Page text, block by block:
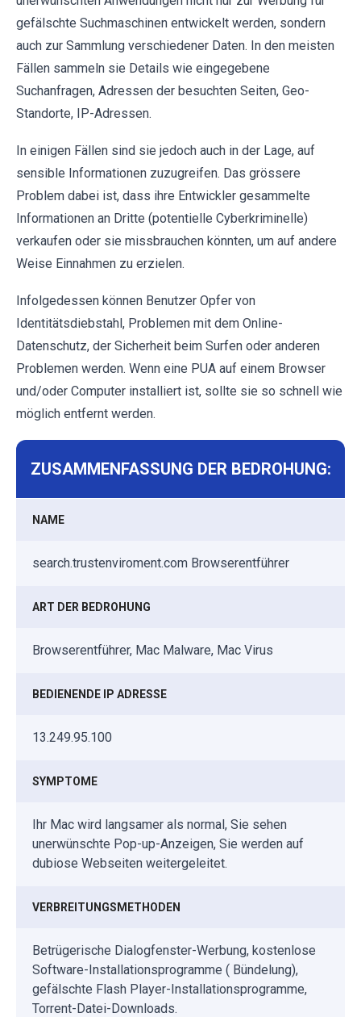
gefälschte Suchmaschinen entwickelt werden, sondern
auch zur Sammlung verschiedener Daten. In den meisten
Fällen sammeln sie Details wie eingegebene
Suchanfragen, Adressen der besuchten Seiten, Geo-
Standorte, IP-Adressen.
In einigen Fällen sind sie jedoch auch in der Lage, auf
sensible Informationen zuzugreifen. Das grössere
Problem dabei ist, dass ihre Entwickler gesammelte
Informationen an Dritte (potentielle Cyberkriminelle)
verkaufen oder sie missbrauchen könnten, um auf andere
Weise Einnahmen zu erzielen.
Infolgedessen können Benutzer Opfer von
Identitätsdiebstahl, Problemen mit dem Online-
Datenschutz, der Sicherheit beim Surfen oder anderen
Problemen werden. Wenn eine PUA auf einem Browser
und/oder Computer installiert ist, sollte sie so schnell wie
möglich entfernt werden.
ZUSAMMENFASSUNG DER BEDROHUNG:
NAME
search.trustenviroment.com Browserentführer
ART DER BEDROHUNG
Browserentführer, Mac Malware, Mac Virus
BEDIENENDE IP ADRESSE
13.249.95.100
SYMPTOME
Ihr Mac wird langsamer als normal, Sie sehen
unerwünschte Pop-up-Anzeigen, Sie werden auf
dubiose Webseiten weitergeleitet.
VERBREITUNGSMETHODEN
Betrügerische Dialogfenster-Werbung, kostenlose
Software-Installationsprogramme ( Bündelung),
gefälschte Flash Player-Installationsprogramme,
Torrent-Datei-Downloads.